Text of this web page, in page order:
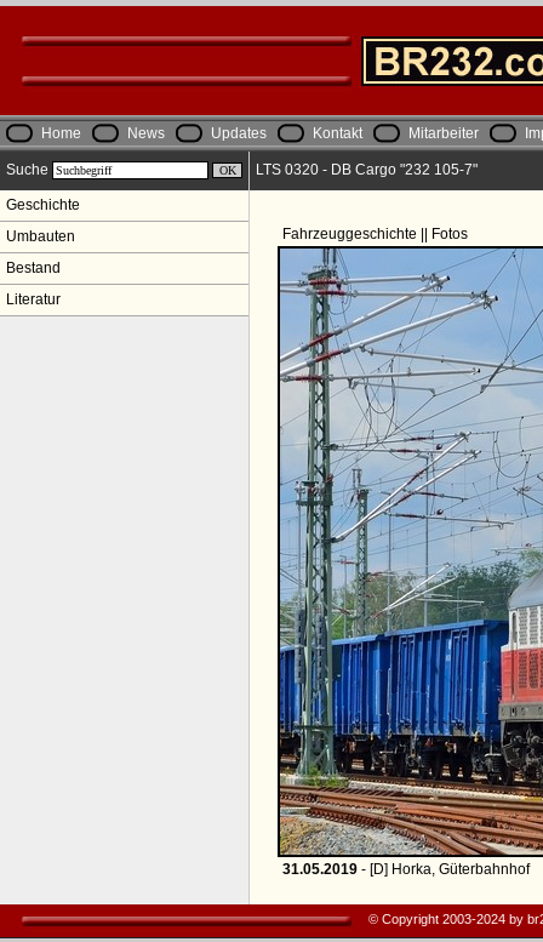
Home News Updates Kontakt Mitarbeiter
Suche
Geschichte
Umbauten
Bestand
Literatur
LTS 0320 - DB Cargo "232 105-7"
Fahrzeuggeschichte || Fotos
31.05.2019- [D] Horka, Güterbahnhof
© Copyright 2003-2024 by